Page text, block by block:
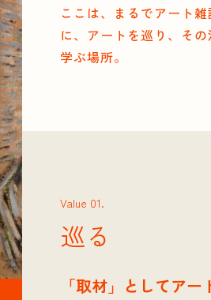
ここは、まるでアート雑
に、アートを巡り、その
学ぶ場所。
Value 01.
巡る
「取材」としてアー